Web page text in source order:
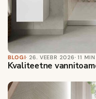
BLOGI· 26. VEEBR 2026· 11 MIN
Kvaliteetne